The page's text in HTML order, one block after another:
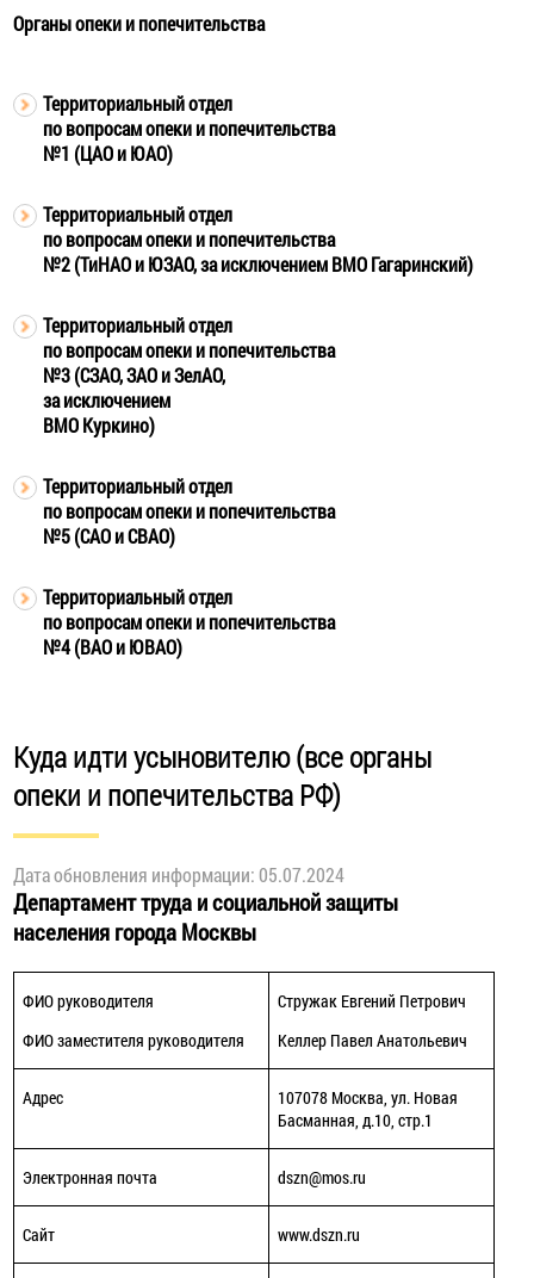
Органы опеки и попечительства
Территориальный отдел
по вопросам опеки и попечительства
№1 (ЦАО и ЮАО)
Территориальный отдел
по вопросам опеки и попечительства
№2 (ТиНАО и ЮЗАО, за исключением ВМО Гагаринский)
Территориальный отдел
по вопросам опеки и попечительства
№3 (СЗАО, ЗАО и ЗелАО,
за исключением
ВМО Куркино)
Территориальный отдел
по вопросам опеки и попечительства
№5 (САО и СВАО)
Территориальный отдел
по вопросам опеки и попечительства
№4 (ВАО и ЮВАО)
Куда идти усыновителю (все органы
опеки и попечительства РФ)
Дата обновления информации: 05.07.2024
Департамент труда и социальной защиты
населения города Москвы
ФИО руководителя
ФИО заместителя руководителя
Стружак Евгений Петрович
Келлер Павел Анатольевич
Адрес
107078 Москва, ул. Новая
Басманная, д.10, стр.1
Электронная почта dszn@mos.ru
Сайт www.dszn.ru